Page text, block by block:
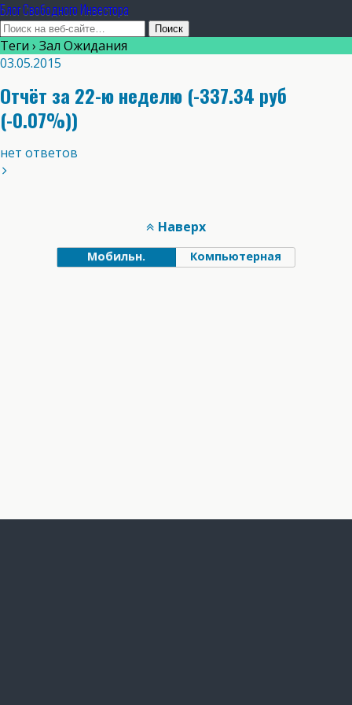
Блог Свободного Инвестора
Теги › Зал Ожидания
03.05.2015
Отчёт за 22-ю неделю (-337.34 руб
(-0.07%))
нет ответов
Наверх
Мобильн. Компьютерная